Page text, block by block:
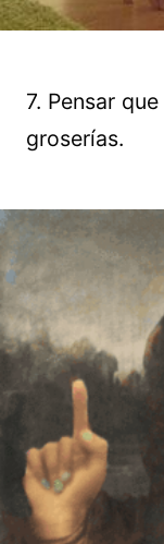
7. Pensar
groserías.